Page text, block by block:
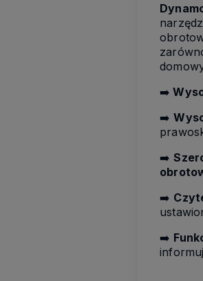
➡️
➡️
➡️
➡️
➡️